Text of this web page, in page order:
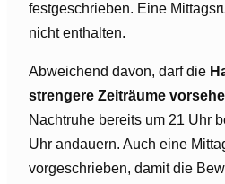
festgeschrieben. Eine
nicht enthalten.
Abweichend davon, darf die
strengere Zeiträume
Nachtruhe bereits um 21 Uhr
Uhr andauern. Auch eine
vorgeschrieben, damit die